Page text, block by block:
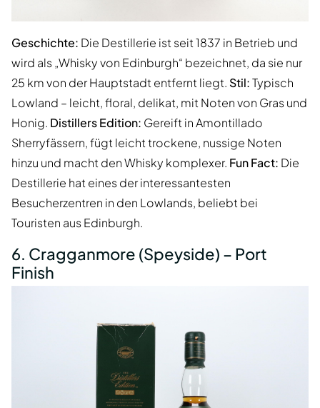
Geschichte: Die Destillerie ist seit 1837 in Betrieb und
wird als „Whisky von Edinburgh“ bezeichnet, da sie nur
25 km von der Hauptstadt entfernt liegt. Stil:Typisch
Lowland – leicht, floral, delikat, mit Noten von Gras und
Honig. Distillers Edition: Gereift in Amontillado
Sherryfässern, fügt leicht trockene, nussige Noten
hinzu und macht den Whisky komplexer. Fun Fact: Die
Destillerie hat eines der interessantesten
Besucherzentren in den Lowlands, beliebt bei
Touristen aus Edinburgh.
6. Cragganmore (Speyside) – Port
Finish